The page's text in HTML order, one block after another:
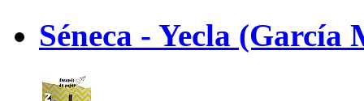
Séneca - Yecla